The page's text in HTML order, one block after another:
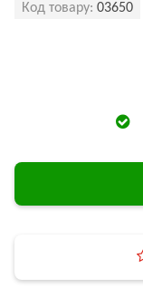
Код товару: 03650